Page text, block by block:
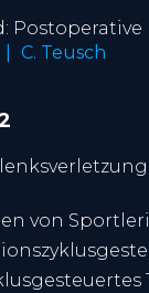
C. Teusch
von